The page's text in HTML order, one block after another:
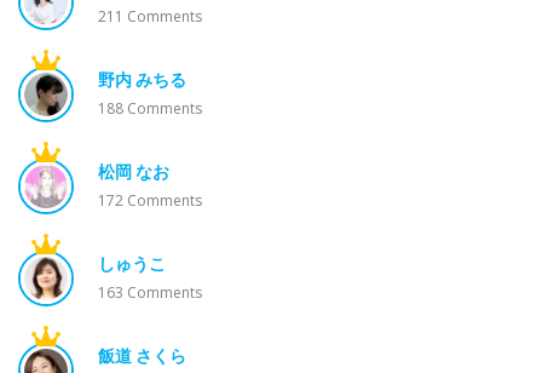
211 Comments
野内 みちる
188 Comments
松岡 なお
172 Comments
しゅうこ
163 Comments
飯道 さくら